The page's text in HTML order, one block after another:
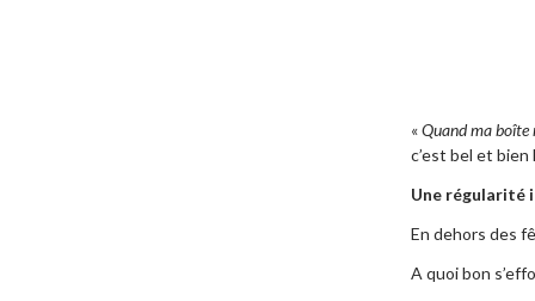
«Quand ma boîte
c’est bel et
Une régularité
En dehors des
A quoi bon